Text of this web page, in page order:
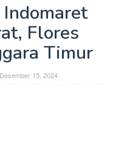
Flores
Timur
Desember 15, 2024